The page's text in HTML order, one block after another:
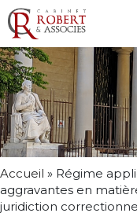
Accueil » Régime
aggravantes en
juridiction